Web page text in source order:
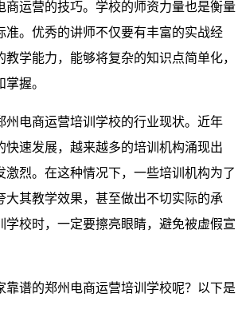
商运营的技巧。学校的师资力量也是衡量
准。优秀的讲师不仅要有丰富的实战经
学能力，能够将复杂的知识点简单化，
握。
州电商运营培训学校的行业现状。近年
快速发展，越来越多的培训机构涌现出
激烈。在这种情况下，一些培训机构为了
大其教学效果，甚至做出不切实际的承
学校时，一定要擦亮眼睛，避免被虚假宣
靠谱的郑州电商运营培训学校呢？以下是